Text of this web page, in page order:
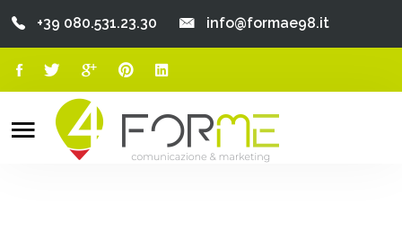
Chi Siamo
+39 080.531.23.30 info@formae98.it
Search